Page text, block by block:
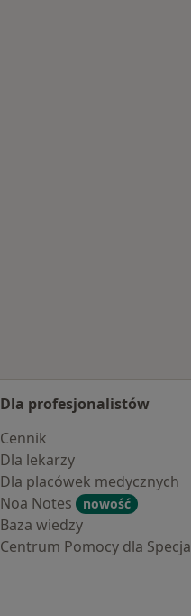
Dla profesjonalistów
Cennik
Dla lekarzy
Dla placówek medycznych
Noa Notes
nowość
Baza wiedzy
Centrum Pomocy dla